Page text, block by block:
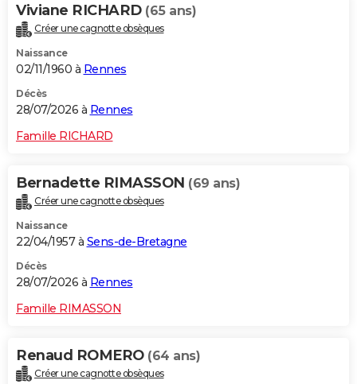
Viviane RICHARD (65 ans)
Créer une cagnotte obsèques
Naissance
02/11/1960 à Rennes
Décès
28/07/2026 à Rennes
Famille RICHARD
Bernadette RIMASSON (69 ans)
Créer une cagnotte obsèques
Naissance
22/04/1957 à Sens-de-Bretagne
Décès
28/07/2026 à Rennes
Famille RIMASSON
Renaud ROMERO (64 ans)
Créer une cagnotte obsèques